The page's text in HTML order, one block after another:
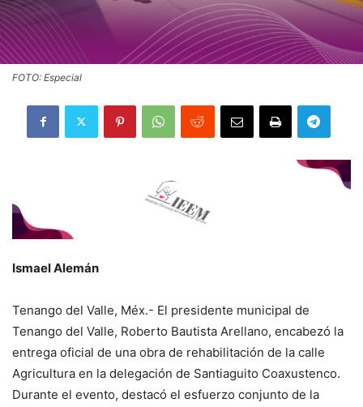
FOTO: Especial
Ismael Alemán
Tenango del Valle, Méx.- El presidente municipal de
Tenango del Valle, Roberto Bautista Arellano, encabezó la
entrega oficial de una obra de rehabilitación de la calle
Agricultura en la delegación de Santiaguito Coaxustenco.
Durante el evento, destacó el esfuerzo conjunto de la